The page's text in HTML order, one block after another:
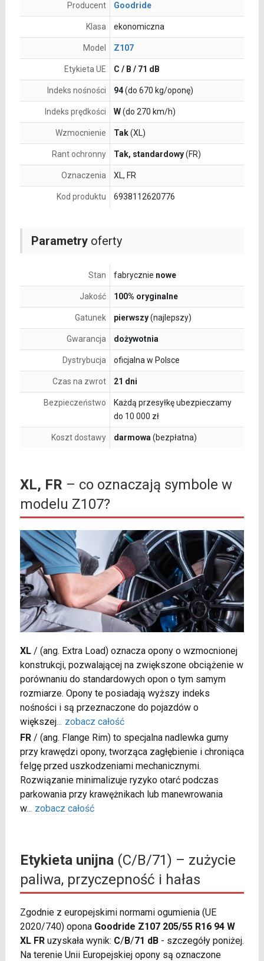
Parametryoferty
Stan fabrycznie nowe
Jakość 100% oryginalne
Gatunek pierwszy(najlepszy)
Gwarancja dożywotnia
Dystrybucja oficjalna w Polsce
Czas na zwrot 21 dni
Bezpieczeństwo
Każdą przesyłkę ubezpieczamy
do 10 000 zł
Koszt dostawy darmowa (bezpłatna)
Producent Goodride
Klasa ekonomiczna
Model Z107
Etykieta UE C / B / 71 dB
Indeks nośności 94(do 670 kg/oponę)
Indeks prędkości W(do 270 km/h)
Wzmocnienie Tak(XL)
Rant ochronny Tak, standardowy(FR)
Oznaczenia XL, FR
Kod produktu 6938112620776
XL, FR – co oznaczają symbole w
modelu Z107?
XL/ (ang. Extra Load) oznacza opony o wzmocnionej
konstrukcji, pozwalającej na zwiększone obciążenie w
porównaniu do standardowych opon o tym samym
rozmiarze. Opony te posiadają wyższy indeks
nośności i są przeznaczone do pojazdów o
większej... zobacz całość
FR/ (ang. Flange Rim) to specjalna nadlewka gumy
przy krawędzi opony, tworząca zagłębienie i chroniąca
felgę przed uszkodzeniami mechanicznymi.
Rozwiązanie minimalizuje ryzyko otarć podczas
parkowania przy krawężnikach lub manewrowania
w... zobacz całość
Etykieta unijna(C/B/71) – zużycie
paliwa, przyczepność i hałas
Zgodnie z europejskimi normami ogumienia (UE
2020/740) opona Goodride Z107 205/55 R16 94 W
XL FRuzyskała wynik: C/B/71 dB- szczegóły poniżej.
Na terenie Unii Europejskiej opony są oznaczone